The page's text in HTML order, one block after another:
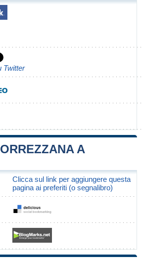
Twitter
A
Clicca sul link per aggiungere questa
pagina ai preferiti (o segnalibro)